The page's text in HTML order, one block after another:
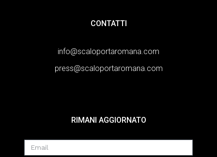
CONTATTI
info@scaloportaromana.com
press@scaloportaromana.com
RIMANI AGGIORNATO